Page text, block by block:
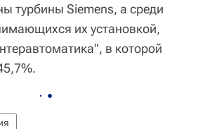
турбины Siemens, а среди
их установкой,
в которой